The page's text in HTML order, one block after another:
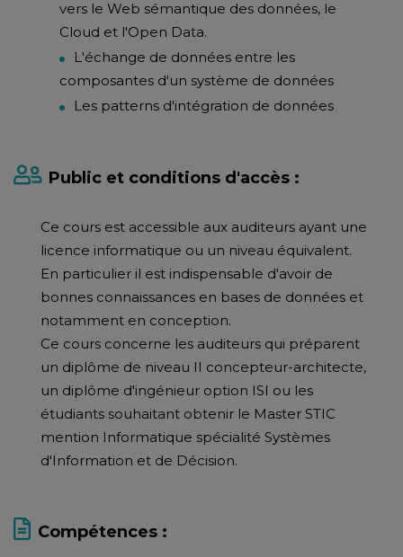
vers le Web sémantique des données, le
Cloud et l'Open Data.
L'échange de données entre les
composantes d'un système de données
Les patterns d'intégration de données
Public et conditions d'accès :
Ce cours est accessible aux auditeurs ayant une
licence informatique ou un niveau équivalent.
En particulier il est indispensable d'avoir de
bonnes connaissances en bases de données et
notamment en conception.
Ce cours concerne les auditeurs qui préparent
un diplôme de niveau II concepteur-architecte,
un diplôme d'ingénieur option ISI ou les
étudiants souhaitant obtenir le Master STIC
mention Informatique spécialité Systèmes
d'Information et de Décision.
Compétences :